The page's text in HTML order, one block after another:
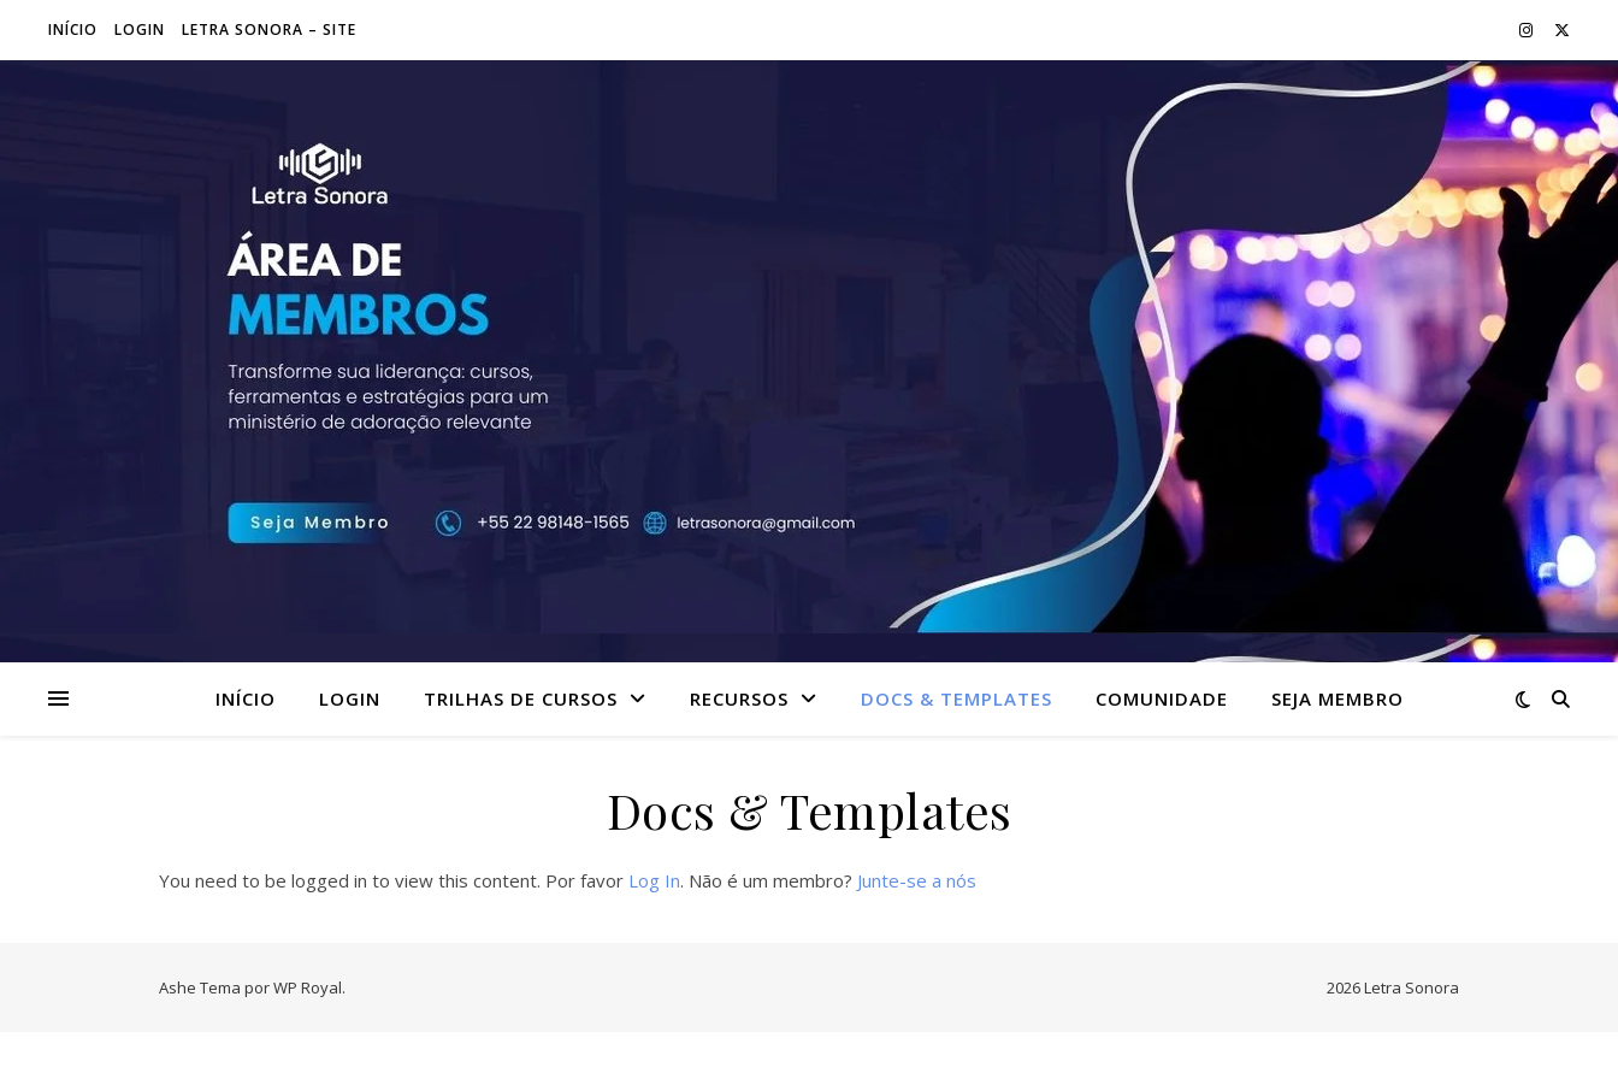
INÍCIO LOGIN LETRA SONORA – SITE
INÍCIO LOGIN TRILHAS DE CURSOS RECURSOS DOCS & TEMPLATES COMUNIDADE SEJA MEMBRO
Docs & Templates
You need to be logged in to view this content. Por favor Log In. Não é um membro? Junte-se a nós
2026 Letra Sonora
Ashe Tema porWP Royal.